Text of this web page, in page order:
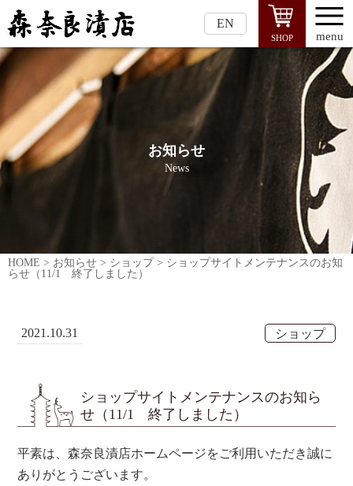
EN
SHOP menu
お知らせ
News
HOME > お知らせ > ショップ > ショップサイトメンテナンスのお知
らせ（11/1 終了しました）
2021.10.31 ショップ
ショップサイトメンテナンスのお知ら
せ（11/1 終了しました）
平素は、森奈良漬店ホームページをご利用いただき誠に
ありがとうございます。